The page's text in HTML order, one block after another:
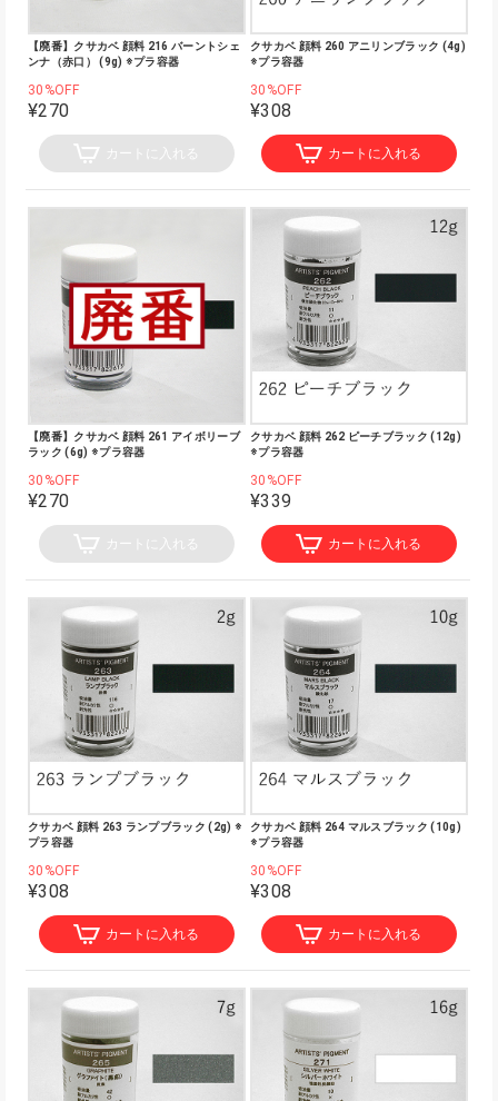
【廃番】クサカベ 顔料 216 バーントシェ
ンナ（赤口） (9g) ※プラ容器
30%OFF
¥270
カートに入れる
クサカベ 顔料 260 アニリンブラック (4g)
※プラ容器
30%OFF
¥308
カートに入れる
【廃番】クサカベ 顔料 261 アイボリーブ
ラック (6g) ※プラ容器
30%OFF
¥270
カートに入れる
クサカベ 顔料 262 ピーチブラック (12g)
※プラ容器
30%OFF
¥339
カートに入れる
クサカベ 顔料 263 ランプブラック (2g) ※
プラ容器
30%OFF
¥308
カートに入れる
クサカベ 顔料 264 マルスブラック (10g)
※プラ容器
30%OFF
¥308
カートに入れる